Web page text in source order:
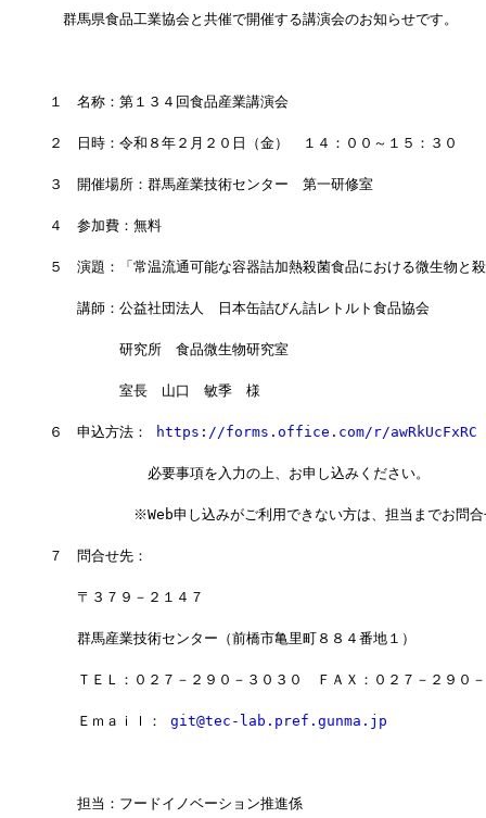
群馬県食品工業協会と共催で開催する講演会のお知らせです。
１　名称：第１３４回食品産業講演会
２　日時：令和８年２月２０日（金）　１４：００～１５：３０
３　開催場所：群馬産業技術センター　第一研修室
４　参加費：無料
５　演題：「常温流通可能な容器詰加熱殺菌食品における微生物と
講師：公益社団法人　日本缶詰びん詰レトルト食品協会
研究所　食品微生物研究室
室長　山口　敏季　様
６　申込方法： https://forms.office.com/r/awRkUcFxRC
必要事項を入力の上、お申し込みください。
※Web申し込みがご利用できない方は、担当までお問合
７　問合せ先：
〒３７９－２１４７
群馬産業技術センター（前橋市亀里町８８４番地１）
ＴＥＬ：０２７－２９０－３０３０　ＦＡＸ：０２７－２９０
Ｅｍａｉｌ： git@tec-lab.pref.gunma.jp
担当：フードイノベーション推進係